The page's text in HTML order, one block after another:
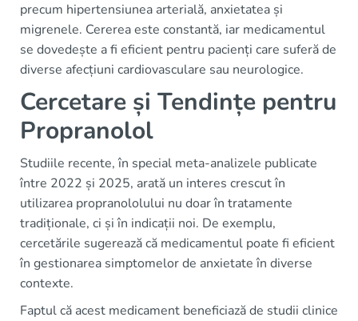
precum hipertensiunea arterială, anxietatea și
migrenele. Cererea este constantă, iar medicamentul
se dovedește a fi eficient pentru pacienți care suferă de
diverse afecțiuni cardiovasculare sau neurologice.
Cercetare și Tendințe pentru
Propranolol
Studiile recente, în special meta-analizele publicate
între 2022 și 2025, arată un interes crescut în
utilizarea propranololului nu doar în tratamente
tradiționale, ci și în indicații noi. De exemplu,
cercetările sugerează că medicamentul poate fi eficient
în gestionarea simptomelor de anxietate în diverse
contexte.
Faptul că acest medicament beneficiază de studii clinice